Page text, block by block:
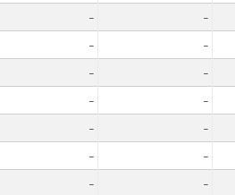
- -
- -
- -
- -
- -
- -
- -